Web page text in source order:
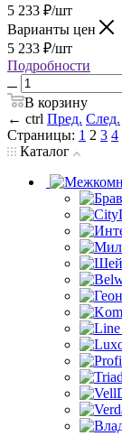
5 233 ₽/шт
Варианты цен
5 233 ₽/шт
Подробности
В корзину
← ctrl Пред. След.
Страницы: 1 2 3 4
Каталог